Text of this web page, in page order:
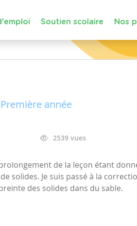
Soutien scolaire Nos
année
2539 vues
de la leçon étant
solides. Je suis passé à la
des solides dans du sable.